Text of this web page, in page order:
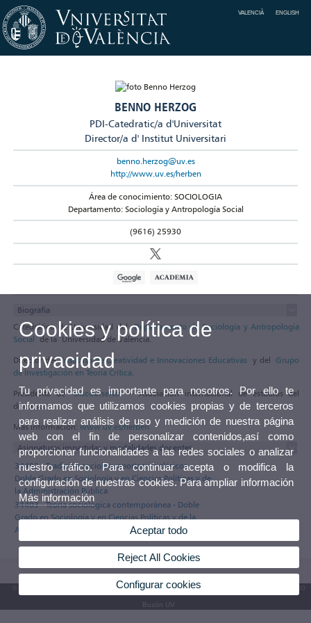
VALENCIÀ ENGLISH
BENNO HERZOG
PDI-Catedratic/a d'Universitat
Director/a d' Institut Universitari
benno.herzog@uv.es
http://www.uv.es/herben
Área de conocimiento: SOCIOLOGIA
Departamento: Sociología y Antropología Social
(9616) 25930
Biografía
Catedrático de Universidad delDepartamento de Sociología y Antropología
Social de la Universidad de Valencia.
Director delInstituto de Creatividad e Innovaciones Educativasy del Grupo
de Investigación en Teoría Crítica.
Presidente deDiscourseNet– Asociación internacional de estudios del
discurso.
Más información:www.uv.es/herben
Asignaturas impartidas y modalidades docentes
34402 - Tradición sociológ.:aportación clásicos -
Doble Grado en Sociología y en Ciencias Políticas y de
la Administración Pública
34403 - Teoría sociológica contemporánea - Doble
Grado en Sociología y en Ciencias Políticas y de la
Administración Pública
© 2026 UV. - Av. Blasco Ibáñez, 13. 46010 València. Espanya. Tel. UV: (+34) 963 86 41 00
Buzón UV
Cookies y política de
privacidad
Tu privacidad es importante para nosotros. Por ello te
informamos que utilizamos cookies propias y de terceros
para realizar análisis de uso y medición de nuestra página
web con el fin de personalizar contenidos,así como
proporcionar funcionalidades a las redes sociales o analizar
nuestro tráfico. Para continuar acepta o modifica la
configuración de nuestras cookies. Para ampliar información
Más información
Aceptar todo
Reject All Cookies
Configurar cookies